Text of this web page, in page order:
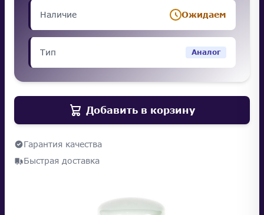
Наличие Ожидаем
Тип Аналог
Добавить в корзину
Гарантия качества
Быстрая доставка